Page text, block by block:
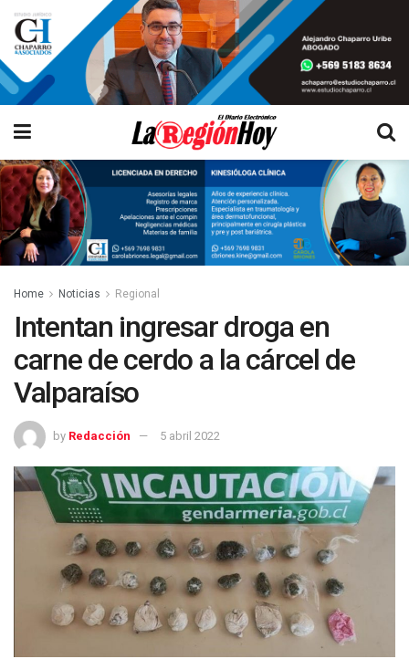
Home Noticias Regional
Intentan ingresar droga en
carne de cerdo a la cárcel de
Valparaíso
by Redacción 5 abril 2022